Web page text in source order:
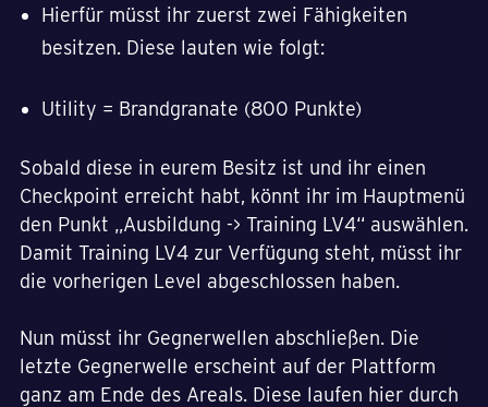
Hierfür müsst ihr zuerst zwei Fähigkeiten
besitzen. Diese lauten wie folgt:
Utility = Brandgranate (800 Punkte)
Sobald diese in eurem Besitz ist und ihr einen
Checkpoint erreicht habt, könnt ihr im Hauptmenü
den Punkt „Ausbildung -> Training LV4“ auswählen.
Damit Training LV4 zur Verfügung steht, müsst ihr
die vorherigen Level abgeschlossen haben.
Nun müsst ihr Gegnerwellen abschließen. Die
letzte Gegnerwelle erscheint auf der Plattform
ganz am Ende des Areals. Diese laufen hier durch